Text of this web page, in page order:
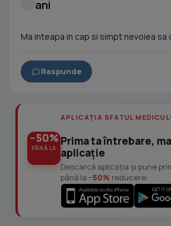
ani
Ma inteapa in cap si simpt nevoiea sa
Raspunde
−50%
PÂNĂ LA
APLICAȚIA SFATUL
Prima ta întrebare,
aplicație
Descarcă aplicația și pune
până la −50% reducere.